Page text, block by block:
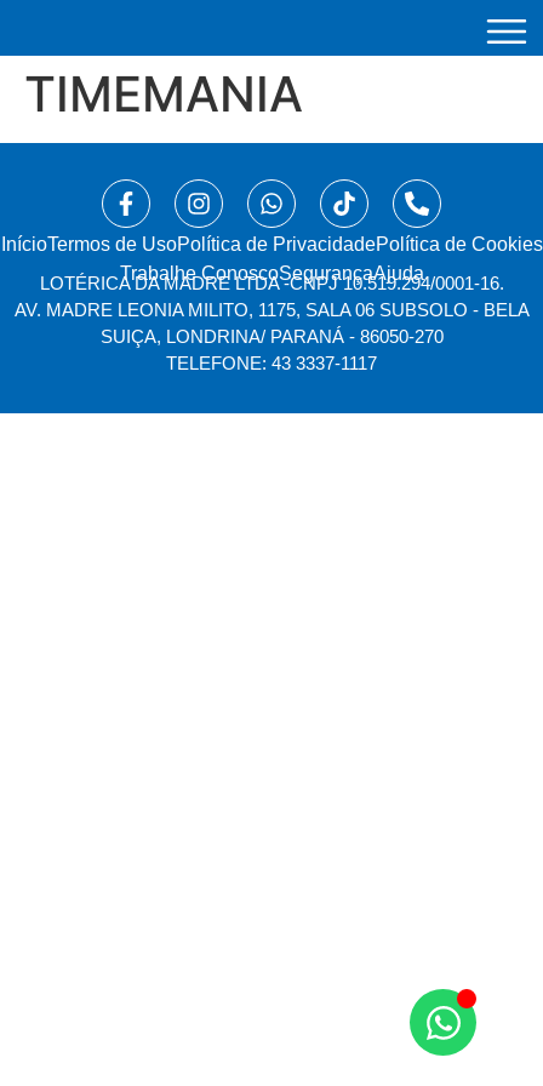
TIMEMANIA
Início⁠Termos de UsoPolítica de PrivacidadePolítica de Cookies
Trabalhe ConoscoSegurançaAjuda
LOTÉRICA DA MADRE LTDA -CNPJ 10.519.294/0001-16.
AV. MADRE LEONIA MILITO, 1175, SALA 06 SUBSOLO - BELA
SUIÇA, LONDRINA/ PARANÁ - 86050-270
TELEFONE: 43 3337-1117